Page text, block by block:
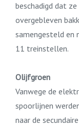
beschadigd dat
overgebleven
samengesteld en
11 treinstellen.
Olijfgroen
Vanwege de
spoorlijnen
naar de